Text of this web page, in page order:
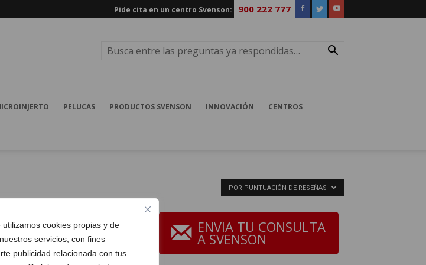
cookies propias y de
servicios, con fines
publicidad relacionada con tus
Pide cita en un centro Svenson: 900 222 777
PELUCAS PRODUCTOS SVENSON INNOVACIÓN CENTROS
POR PUNTUACIÓN DE RESEÑAS
ENVIA TU CONSULTA
A SVENSON